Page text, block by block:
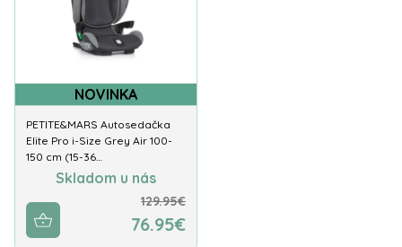
NOVINKA
PETITE&MARS Autosedačka
Elite Pro i-Size Grey Air 100-
150 cm (15-36…
Skladom u nás
129.95€
76.95€